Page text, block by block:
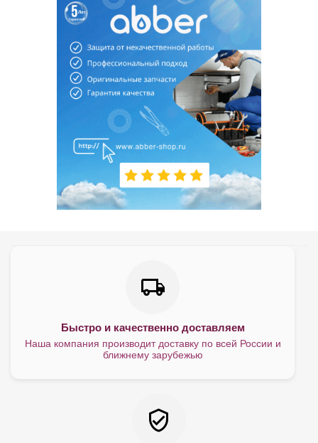
Быстро и качественно доставляем
Наша компания производит доставку по всей России и
ближнему зарубежью